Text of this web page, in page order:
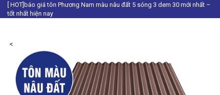
[ HOT]báo giá tôn Phương Nam màu nâu đất 5 sóng 3 dem 30 mới nhất –
tốt nhất hiện nay
<